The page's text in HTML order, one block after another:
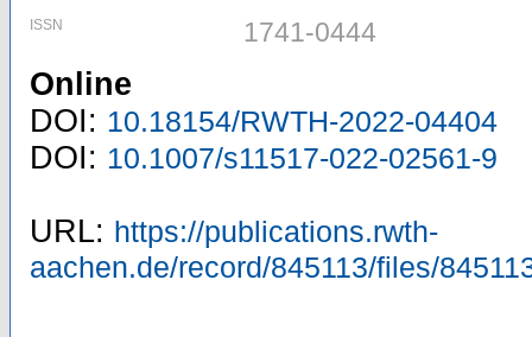
ISSN 1741-0444
Online
DOI: 10.18154/RWTH-2022-04404
DOI: 10.1007/s11517-022-02561-9
URL: https://publications.rwth-
aachen.de/record/845113/files/